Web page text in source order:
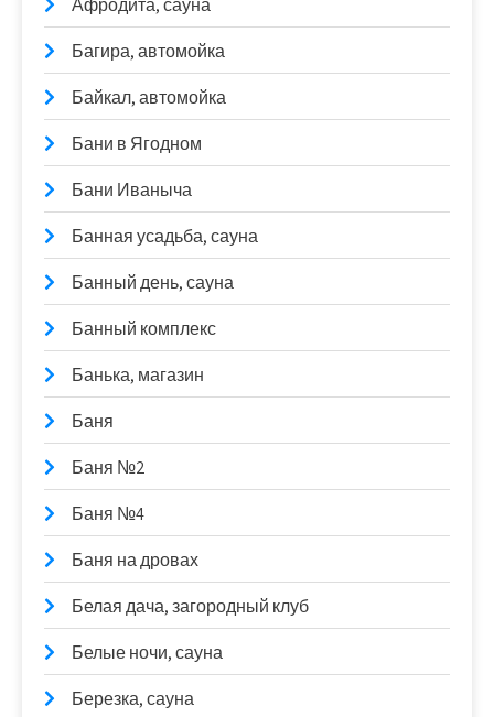
Афродита, сауна
Багира, автомойка
Байкал, автомойка
Бани в Ягодном
Бани Иваныча
Банная усадьба, сауна
Банный день, сауна
Банный комплекс
Банька, магазин
Баня
Баня №2
Баня №4
Баня на дровах
Белая дача, загородный клуб
Белые ночи, сауна
Березка, сауна